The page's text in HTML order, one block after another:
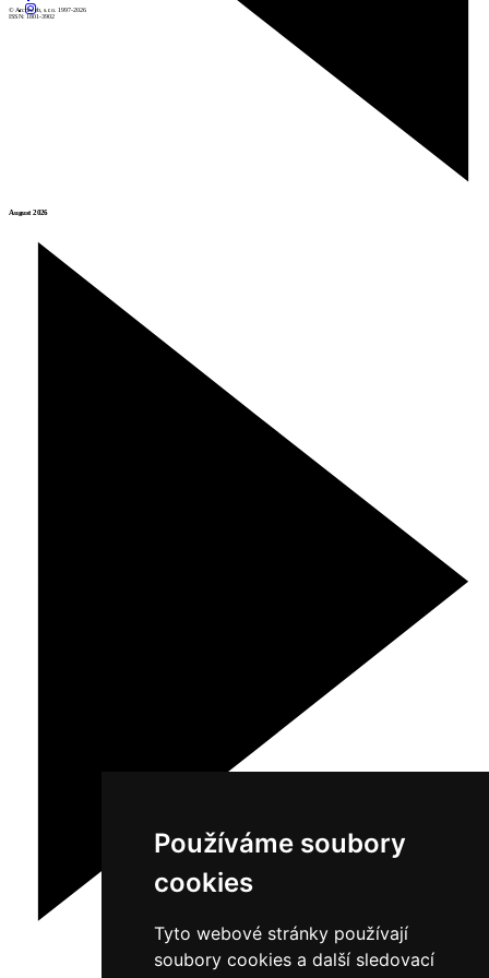
Používáme soubory
cookies
Tyto webové stránky používají
soubory cookies a další sledovací
August 2026
© Archiweb, s.r.o. 1997-2026
ISSN: 1801-3902